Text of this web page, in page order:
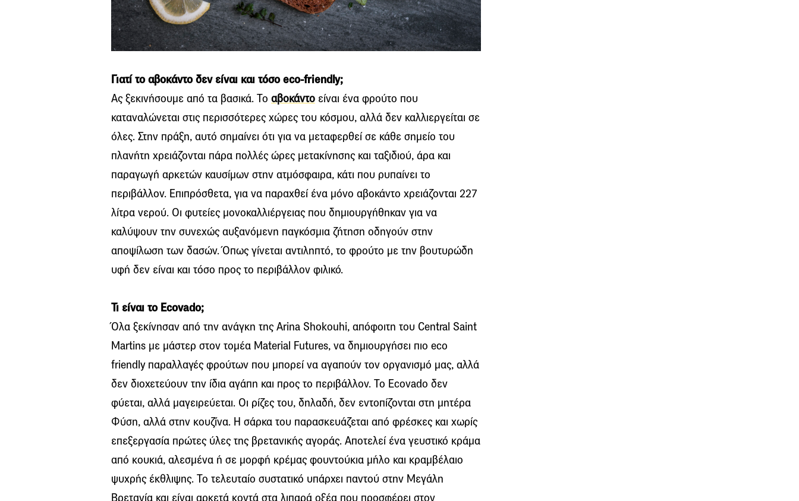
Γιατί το αβοκάντο δεν είναι και τόσο eco-friendly;
Ας ξεκινήσουμε από τα βασικά. Το αβοκάντο είναι ένα φρούτο που
καταναλώνεται στις περισσότερες χώρες του κόσμου, αλλά δεν καλλιεργείται σε
όλες. Στην πράξη, αυτό σημαίνει ότι για να μεταφερθεί σε κάθε σημείο του
πλανήτη χρειάζονται πάρα πολλές ώρες μετακίνησης και ταξιδιού, άρα και
παραγωγή αρκετών καυσίμων στην ατμόσφαιρα, κάτι που ρυπαίνει το
περιβάλλον. Επιπρόσθετα, για να παραχθεί ένα μόνο αβοκάντο χρειάζονται 227
λίτρα νερού. Οι φυτείες μονοκαλλιέργειας που δημιουργήθηκαν για να
καλύψουν την συνεχώς αυξανόμενη παγκόσμια ζήτηση οδηγούν στην
αποψίλωση των δασών. Όπως γίνεται αντιληπτό, το φρούτο με την βουτυρώδη
υφή δεν είναι και τόσο προς το περιβάλλον φιλικό.
Τι είναι το Ecovado;
Όλα ξεκίνησαν από την ανάγκη της Arina Shokouhi, απόφοιτη του Central Saint
Martins με μάστερ στον τομέα Material Futures, να δημιουργήσει πιο eco
friendly παραλλαγές φρούτων που μπορεί να αγαπούν τον οργανισμό μας, αλλά
δεν διοχετεύουν την ίδια αγάπη και προς το περιβάλλον. Το Ecovado δεν
φύεται, αλλά μαγειρεύεται. Οι ρίζες του, δηλαδή, δεν εντοπίζονται στη μητέρα
Φύση, αλλά στην κουζίνα. Η σάρκα του παρασκευάζεται από φρέσκες και χωρίς
επεξεργασία πρώτες ύλες της βρετανικής αγοράς. Αποτελεί ένα γευστικό κράμα
από κουκιά, αλεσμένα ή σε μορφή κρέμας φουντούκια μήλο και κραμβέλαιο
ψυχρής έκθλιψης. Το τελευταίο συστατικό υπάρχει παντού στην Μεγάλη
Βρετανία και είναι αρκετά κοντά στα λιπαρά οξέα που προσφέρει στον